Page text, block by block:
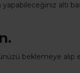
altı
beklemeye alıp